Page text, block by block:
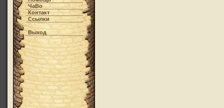
ЧаВо
Контакт
Ссылки
Выход